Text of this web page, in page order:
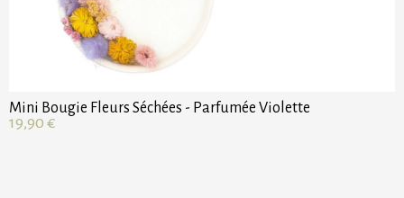
Mini Bougie Fleurs Séchées - Parfumée Violette
19,90 €